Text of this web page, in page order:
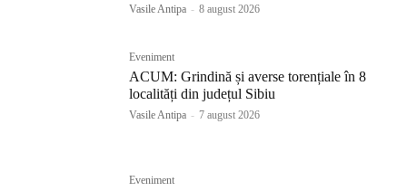
Vasile Antipa - 8 august 2026
Eveniment
ACUM: Grindină și averse torențiale în 8
localități din județul Sibiu
Vasile Antipa - 7 august 2026
Eveniment